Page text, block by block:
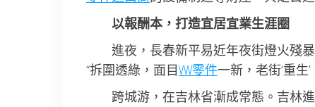
以報酬本，打造宜居宜業生涯圈
進夜，長春新平易近年夜街燈火殘
“拆圍透綠，面目VW零件一新，老街‘重生
跨城游，在吉林省漸成常態。吉林